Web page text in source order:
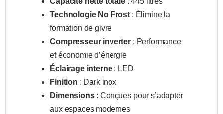
Technologie No Frost : Élimine la
formation de givre
Compresseur inverter : Performance
et économie d’énergie
Éclairage interne: LED
Finition : Dark inox
Dimensions: Conçues pour s’adapter
aux espaces modernes